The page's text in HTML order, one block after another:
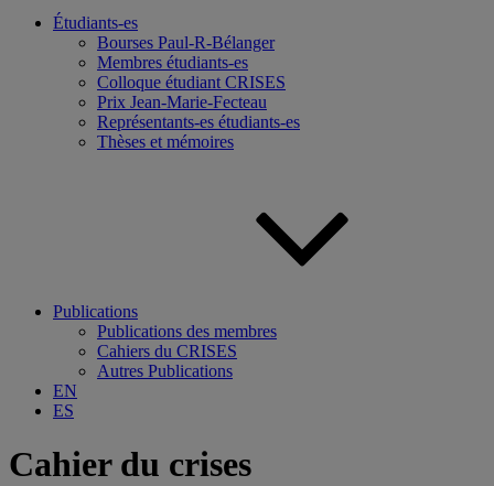
Étudiants-es
Bourses Paul-R-Bélanger
Membres étudiants-es
Colloque étudiant CRISES
Prix Jean-Marie-Fecteau
Représentants-es étudiants-es
Thèses et mémoires
Publications
Publications des membres
Cahiers du CRISES
Autres Publications
EN
ES
Cahier du crises